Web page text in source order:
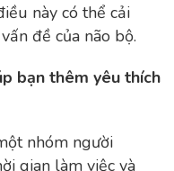
này có thể cải
đề của não bộ.
bạn thêm yêu thích
nhóm người
gian làm việc và